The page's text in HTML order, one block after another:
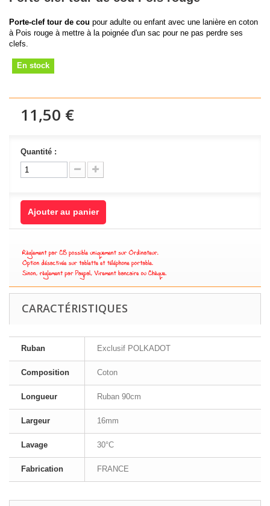
Porte-clef tour de cou pour adulte ou enfant avec une lanière en coton
à Pois rouge à mettre à la poignée d'un sac pour ne pas perdre ses
clefs.
En stock
11,50 €
Quantité :
Ajouter au panier
CARACTÉRISTIQUES
Ruban Exclusif POLKADOT
Composition Coton
Longueur Ruban 90cm
Largeur 16mm
Lavage 30°C
Fabrication FRANCE